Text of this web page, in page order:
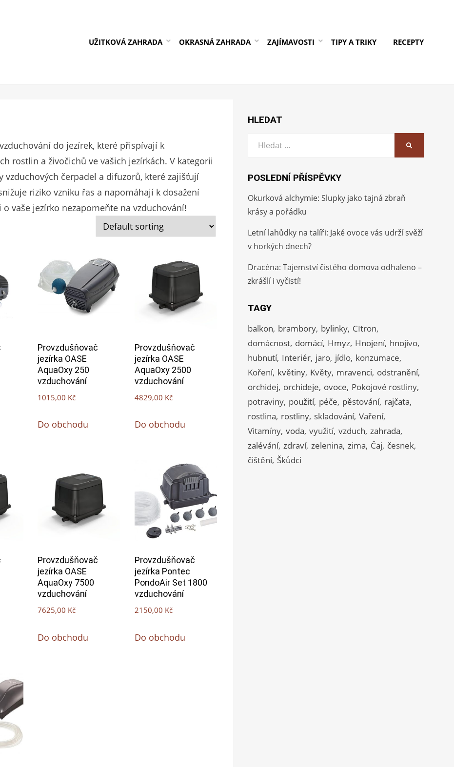
UŽITKOVÁ ZAHRADA OKRASNÁ ZAHRADA ZAJÍMAVOSTI TIPY A TRIKY RECEPTY
do jezírek, které přispívají k
rostlin a živočichů ve vašich jezírkách. V kategorii
vzduchových čerpadel a difuzorů, které zajišťují
riziko vzniku řas a napomáhají k dosažení
vaše jezírko nezapomeňte na vzduchování!
Provzdušňovač
jezírka OASE
AquaOxy 250
vzduchování
1015,00 Kč
Do obchodu
Provzdušňovač
jezírka OASE
AquaOxy 2500
vzduchování
4829,00 Kč
Do obchodu
Provzdušňovač
jezírka OASE
AquaOxy 7500
vzduchování
7625,00 Kč
Do obchodu
Provzdušňovač
jezírka Pontec
PondoAir Set 1800
vzduchování
2150,00 Kč
Do obchodu
HLEDAT
Vyhledat:
POSLEDNÍ PŘÍSPĚVKY
Okurková alchymie: Slupky jako tajná zbraň
krásy a pořádku
Letní lahůdky na talíři: Jaké ovoce vás udrží svěží
v horkých dnech?
Dracéna: Tajemství čistého domova odhaleno –
zkrášlí i vyčistí!
TAGY
balkon brambory bylinky CItron
domácnost domácí Hmyz Hnojení hnojivo
hubnutí Interiér jaro jídlo konzumace
Koření květiny Květy mravenci odstranění
orchidej orchideje ovoce Pokojové rostliny
potraviny použití péče pěstování rajčata
rostlina rostliny skladování Vaření
Vitamíny voda využití vzduch zahrada
zalévání zdraví zelenina zima Čaj česnek
čištění Škůdci